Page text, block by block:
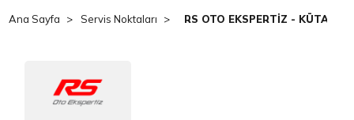
Ana Sayfa Servis Noktaları RS OTO EKSPERTİZ - KÜTAHYA